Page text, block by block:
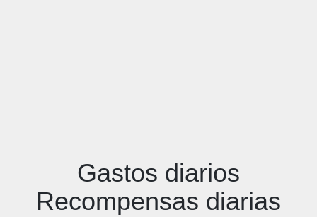
Gastos diarios
Recompensas diarias